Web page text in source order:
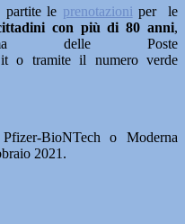
partite le prenotazioni per le
con più di 80 anni,
delle Poste
o tramite il numero verde
BioNTech o Moderna
2021.